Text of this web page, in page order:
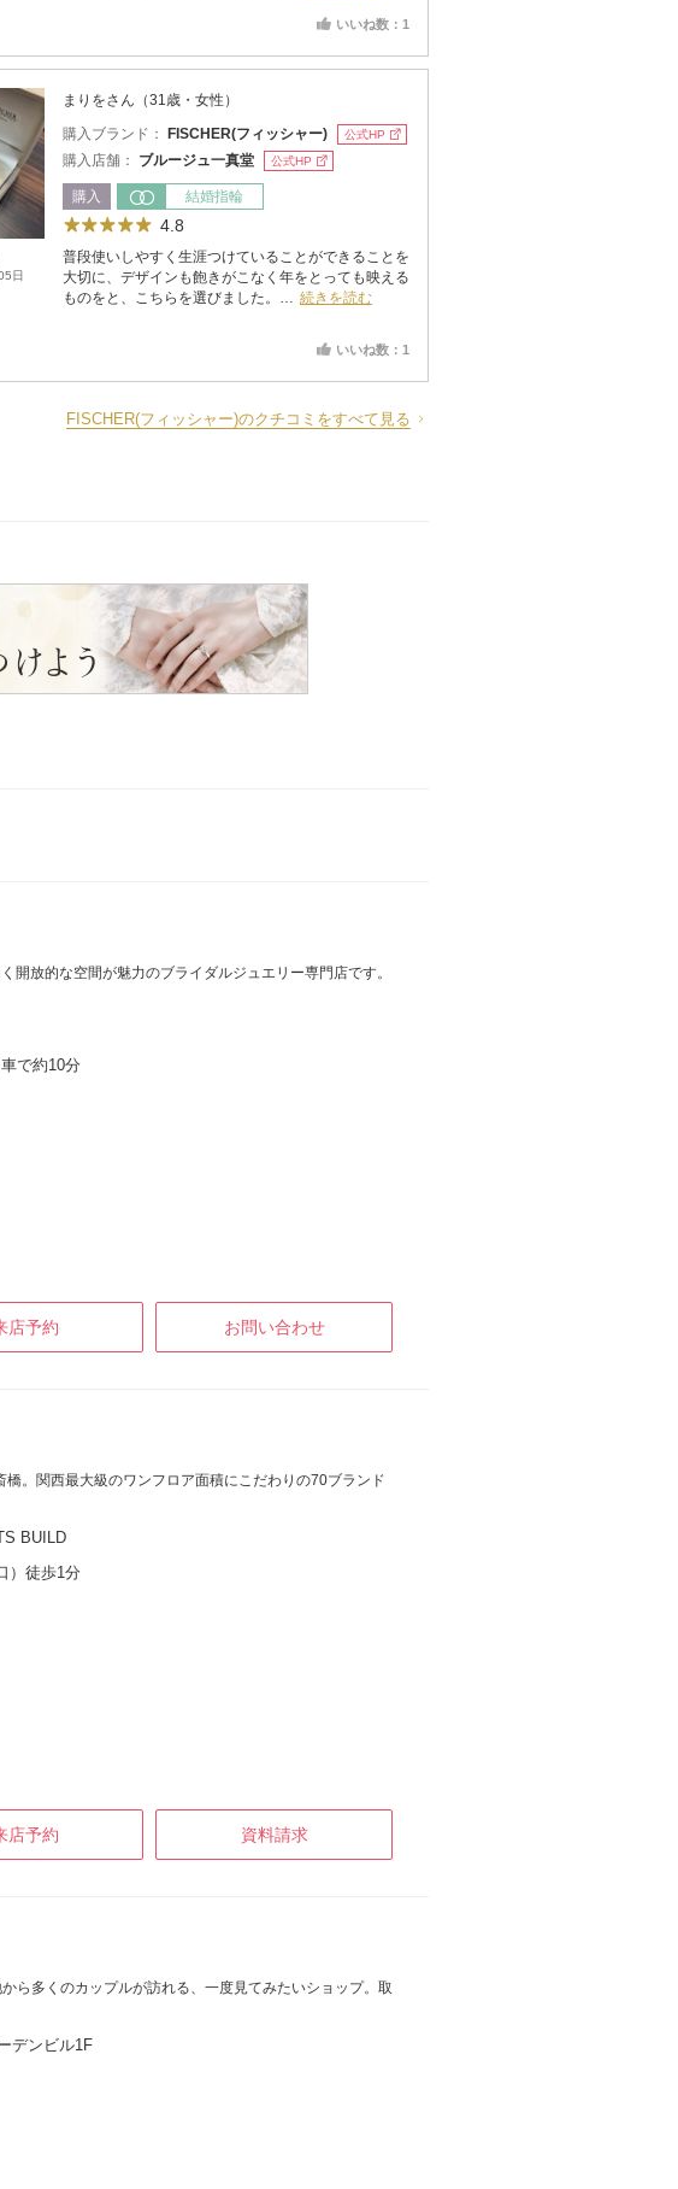
いいね数：1
日
まりをさん（31歳・女性）
購入ブランド： FISCHER(フィッシャー) 公式HP
購入店舗： ブルージュ一真堂 公式HP
購入 結婚指輪
4.8
普段使いしやすく生涯つけていることができることを
大切に、デザインも飽きがこなく年をとっても映える
ものをと、こちらを選びました。… 続きを読む
いいね数：1
FISCHER(フィッシャー)のクチコミをすべて見る
放的な空間が魅力のブライダルジュエリー専門店です。
で約10分
店予約 お問い合わせ
。関西最大級のワンフロア面積にこだわりの70ブランド
BUILD
）徒歩1分
店予約 資料請求
ら多くのカップルが訪れる、一度見てみたいショップ。取
デンビル1F